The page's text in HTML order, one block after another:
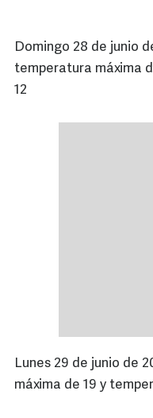
Domingo 28 de junio
temperatura máxima
12
Lunes 29 de junio de
máxima de 19 y